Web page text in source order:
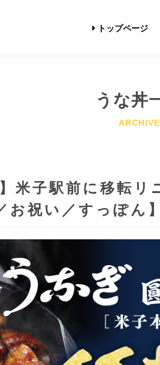
トップページ
うな丼
米子駅前に移転
お祝い／すっぽん】